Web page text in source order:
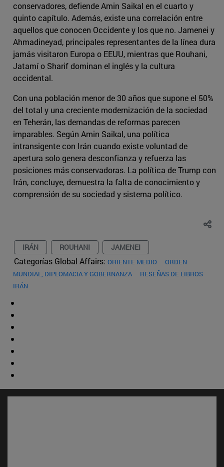
conservadores, defiende Amin Saikal en el cuarto y
quinto capítulo. Además, existe una correlación entre
aquellos que conocen Occidente y los que no. Jamenei y
Ahmadineyad, principales representantes de la línea dura
jamás visitaron Europa o EEUU, mientras que Rouhani,
Jatamí o Sharif dominan el inglés y la cultura
occidental.
Con una población menor de 30 años que supone el 50%
del total y una creciente modernización de la sociedad
en Teherán, las demandas de reformas parecen
imparables. Según Amin Saikal, una política
intransigente con Irán cuando existe voluntad de
apertura solo genera desconfianza y refuerza las
posiciones más conservadoras. La política de Trump con
Irán, concluye, demuestra la falta de conocimiento y
comprensión de su sociedad y sistema político.
IRÁN ROUHANI JAMENEI
Categorías Global Affairs: ORIENTE MEDIO
ORDEN
MUNDIAL, DIPLOMACIA Y GOBERNANZA
RESEÑAS DE LIBROS
IRÁN